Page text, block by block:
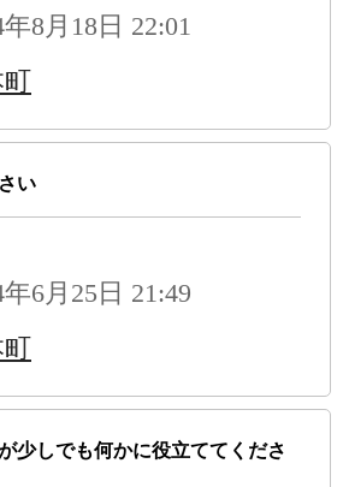
8月18日 22:01
い
6月25日 21:49
少しでも何かに役立ててくださ